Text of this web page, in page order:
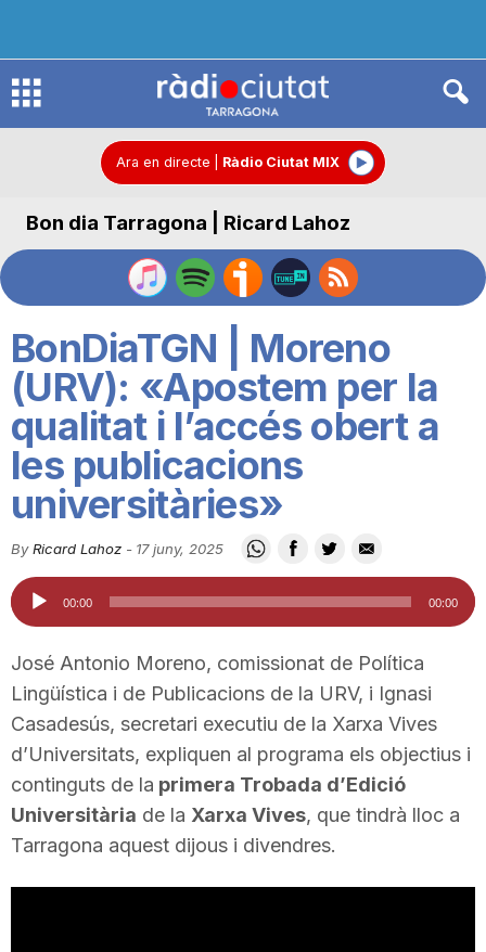
R
d
o
C
i
u
a
t
d
Ara en directe Ràdio Ciutat MIX
Bon dia Tarragona | Ricard Lahoz
BonDiaTGN | Moreno
(URV): «Apostem per la
qualitat i l’accés obert a
les publicacions
universitàries»
By Ricard Lahoz - 17 juny, 2025
Reproductor
d'àudio
00:00 00:00
José Antonio Moreno, comissionat de Política
Lingüística i de Publicacions de la URV, i Ignasi
Casadesús, secretari executiu de la Xarxa Vives
d’Universitats, expliquen al programa els objectius i
continguts de la primera Trobada d’Edició
Universitària de la Xarxa Vives, que tindrà lloc a
Tarragona aquest dijous i divendres.